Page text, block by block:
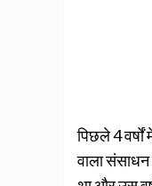
पिछले 4
वाला